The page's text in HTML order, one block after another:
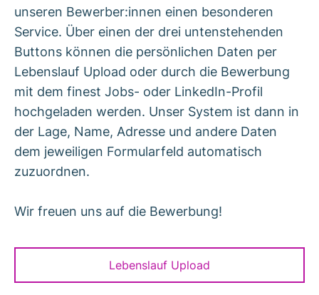
unseren Bewerber:innen einen besonderen
Service. Über einen der drei untenstehenden
Buttons können die persönlichen Daten per
Lebenslauf Upload oder durch die Bewerbung
mit dem finest Jobs- oder LinkedIn-Profil
hochgeladen werden. Unser System ist dann in
der Lage, Name, Adresse und andere Daten
dem jeweiligen Formularfeld automatisch
zuzuordnen.
Wir freuen uns auf die Bewerbung!
Lebenslauf Upload